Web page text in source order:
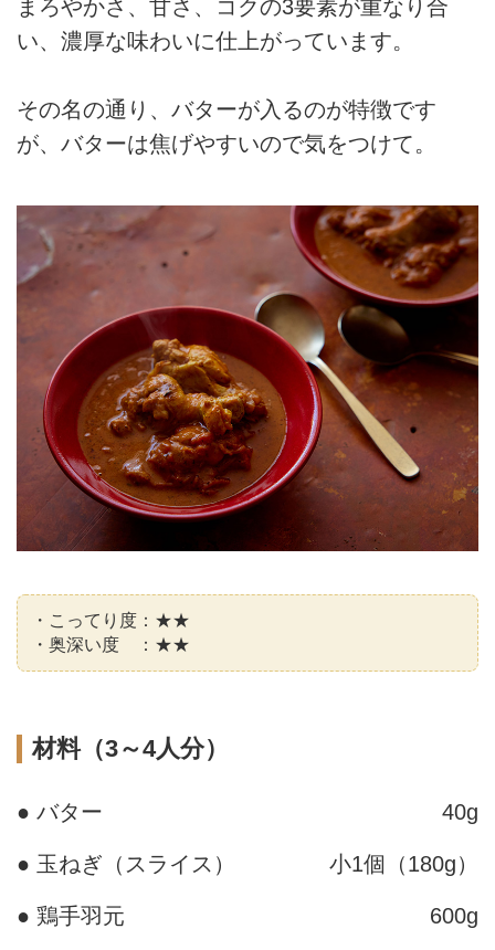
まろやかさ、甘さ、コクの3要素が重なり合
い、濃厚な味わいに仕上がっています。
その名の通り、バターが入るのが特徴です
が、バターは焦げやすいので気をつけて。
・こってり度：★★
・奥深い度 ：★★
材料（3～4人分）
● バター 40g
● 玉ねぎ（スライス） 小1個（180g）
● 鶏手羽元 600g